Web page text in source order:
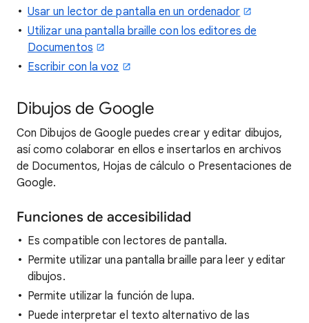
Usar un lector de pantalla en un ordenador
Utilizar una pantalla braille con los editores de
Documentos
Escribir con la voz
Dibujos de Google
Con Dibujos de Google puedes crear y editar dibujos,
así como colaborar en ellos e insertarlos en archivos
de Documentos, Hojas de cálculo o Presentaciones de
Google.
Funciones de accesibilidad
Es compatible con lectores de pantalla.
Permite utilizar una pantalla braille para leer y editar
dibujos.
Permite utilizar la función de lupa.
Puede interpretar el texto alternativo de las